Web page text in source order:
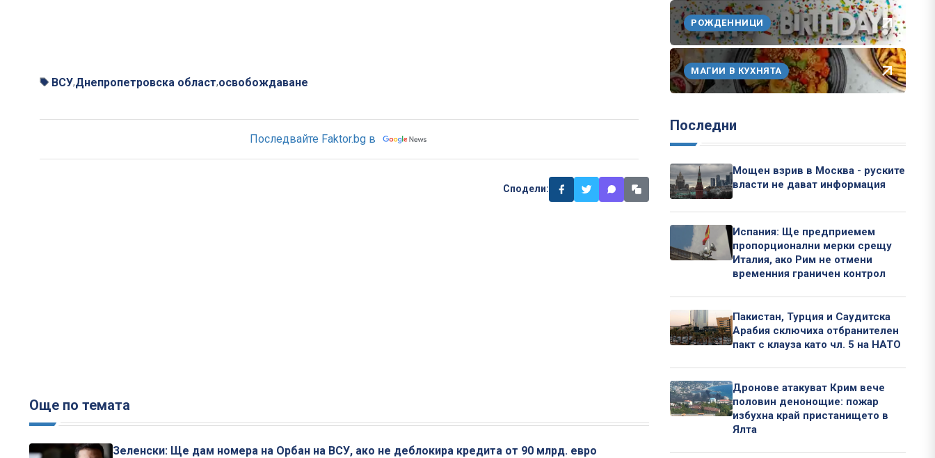
ВСУ,Днепропетровска област,освобождаване
Последвайте Faktor.bg в
Сподели:
Още по темата
Зеленски: Ще дам номера на Орбан на ВСУ, ако не деблокира кредита от 90 млрд. евро
РОЖДЕННИЦИ
МАГИИ В КУХНЯТА
Последни
Мощен взрив в Москва - руските
власти не дават информация
Испания: Ще предприемем
пропорционални мерки срещу
Италия, ако Рим не отмени
временния граничен контрол
Пакистан, Турция и Саудитска
Арабия сключиха отбранителен
пакт с клауза като чл. 5 на НАТО
Дронове атакуват Крим вече
половин денонощие: пожар
избухна край пристанището в
Ялта